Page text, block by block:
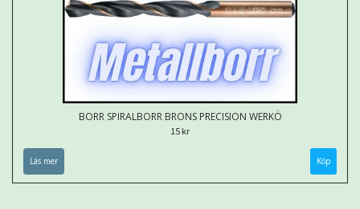
BORR SPIRALBORR BRONS PRECISION WERKÖ
15 kr
Läs mer Köp